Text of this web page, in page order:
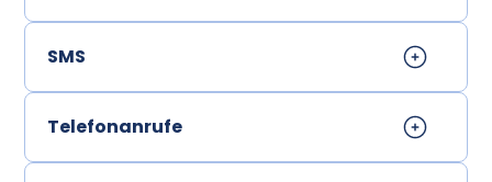
SMS
Telefonanrufe